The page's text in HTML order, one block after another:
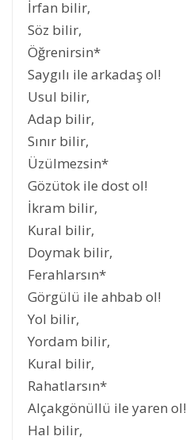
İrfan bilir,
Söz bilir,
Öğrenirsin*
Saygılı ile arkadaş ol!
Usul bilir,
Adap bilir,
Sınır bilir,
Üzülmezsin*
Gözütok ile dost ol!
İkram bilir,
Kural bilir,
Doymak bilir,
Ferahlarsın*
Görgülü ile ahbab ol!
Yol bilir,
Yordam bilir,
Kural bilir,
Rahatlarsın*
Alçakgönüllü ile yaren ol!
Hal bilir,